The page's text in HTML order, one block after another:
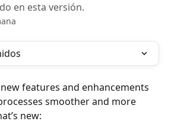
en esta versión.
features and enhancements
smoother and more
new: